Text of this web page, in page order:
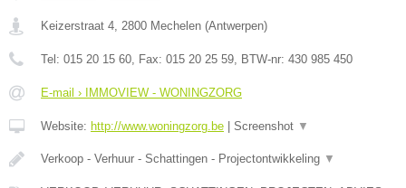
Keizerstraat 4 2800 Mechelen (Antwerpen)
Tel: 015 20 15 60 , Fax: 015 20 25 59 , BTW-nr: 430 985 450
E-mail › IMMOVIEW - WONINGZORG
Website: http://www.woningzorg.be Screenshot ▼
Verkoop - Verhuur - Schattingen - Projectontwikkeling ▼